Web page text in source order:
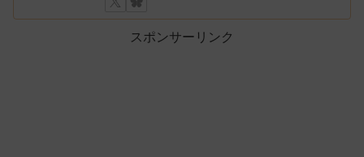
スポンサーリンク